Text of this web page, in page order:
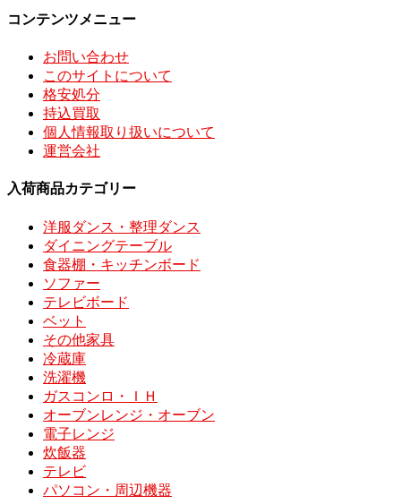
コンテンツメニュー
お問い合わせ
このサイトについて
格安処分
持込買取
個人情報取り扱いについて
運営会社
入荷商品カテゴリー
洋服ダンス・整理ダンス
ダイニングテーブル
食器棚・キッチンボード
ソファー
テレビボード
ベット
その他家具
冷蔵庫
洗濯機
ガスコンロ・ＩＨ
オーブンレンジ・オーブン
電子レンジ
炊飯器
テレビ
パソコン・周辺機器